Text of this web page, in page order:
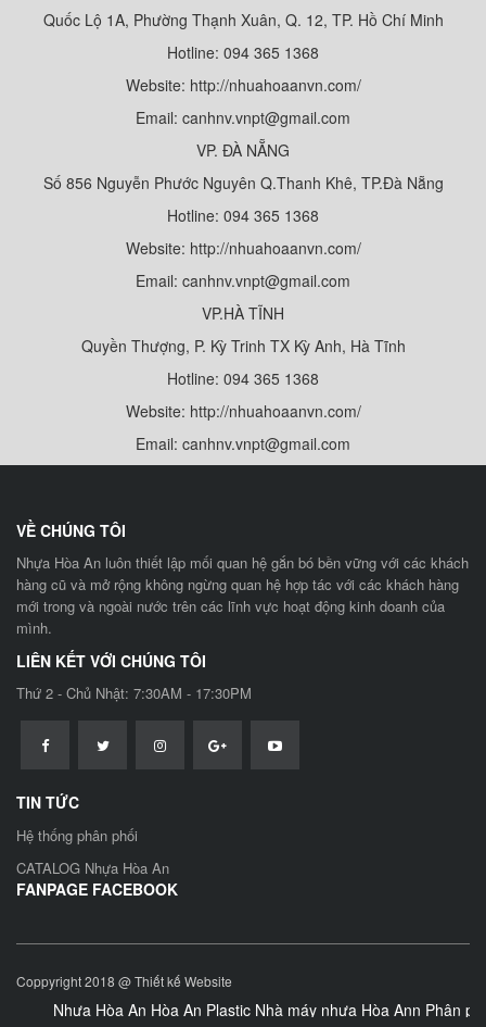
Quốc Lộ 1A, Phường Thạnh Xuân, Q. 12, TP. Hồ Chí Minh
Hotline: 094 365 1368
Website: http://nhuahoaanvn.com/
Email: canhnv.vnpt@gmail.com
VP. ĐÀ NẴNG
Số 856 Nguyễn Phước Nguyên Q.Thanh Khê, TP.Đà Nẵng
Hotline: 094 365 1368
Website: http://nhuahoaanvn.com/
Email: canhnv.vnpt@gmail.com
VP.HÀ TĨNH
Quyền Thượng, P. Kỳ Trinh TX Kỳ Anh, Hà Tĩnh
Hotline: 094 365 1368
Website: http://nhuahoaanvn.com/
Email: canhnv.vnpt@gmail.com
VỀ CHÚNG TÔI
Nhựa Hòa An luôn thiết lập mối quan hệ gắn bó bền vững với các khách
hàng cũ và mở rộng không ngừng quan hệ hợp tác với các khách hàng
mới trong và ngoài nước trên các lĩnh vực hoạt động kinh doanh của
mình.
LIÊN KẾT VỚI CHÚNG TÔI
Thứ 2 - Chủ Nhật: 7:30AM - 17:30PM
TIN TỨC
Hệ thống phân phối
CATALOG Nhựa Hòa An
FANPAGE FACEBOOK
Coppyright 2018 @Thiết kế Website
Nhựa Hòa An Hòa An Plastic Nhà máy nhựa Hòa Ann Phân